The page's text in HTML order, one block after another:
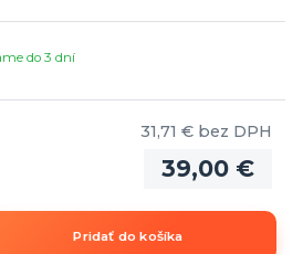
do 3 dní
39,00 €
31,71 € bez DPH
Pridať do košíka